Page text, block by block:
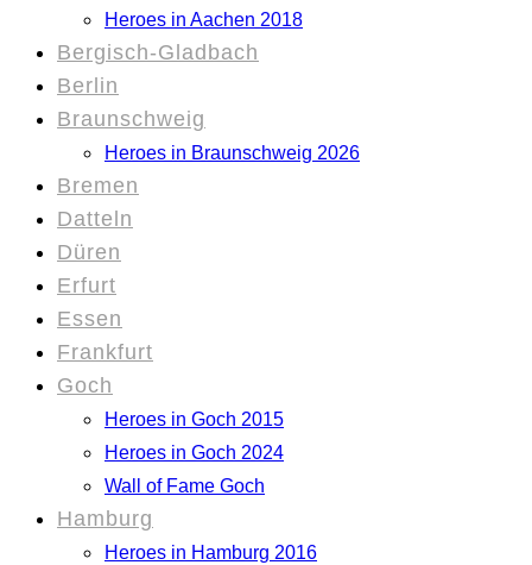
Heroes in Aachen 2018
Bergisch-Gladbach
Berlin
Braunschweig
Heroes in Braunschweig 2026
Bremen
Datteln
Düren
Erfurt
Essen
Frankfurt
Goch
Heroes in Goch 2015
Heroes in Goch 2024
Wall of Fame Goch
Hamburg
Heroes in Hamburg 2016